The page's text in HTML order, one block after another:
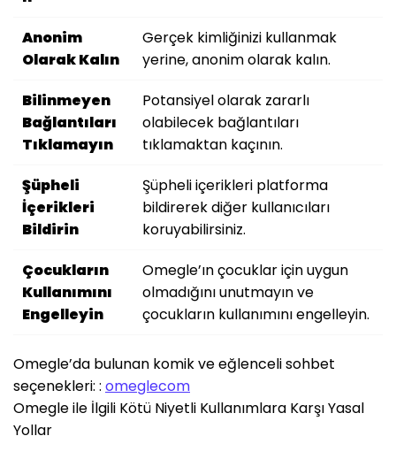
Anonim
Olarak Kalın
Gerçek kimliğinizi kullanmak
yerine, anonim olarak kalın.
Bilinmeyen
Bağlantıları
Tıklamayın
Potansiyel olarak zararlı
olabilecek bağlantıları
tıklamaktan kaçının.
Şüpheli
İçerikleri
Bildirin
Şüpheli içerikleri platforma
bildirerek diğer kullanıcıları
koruyabilirsiniz.
Çocukların
Kullanımını
Engelleyin
Omegle’ın çocuklar için uygun
olmadığını unutmayın ve
çocukların kullanımını engelleyin.
Omegle’da bulunan komik ve eğlenceli sohbet
seçenekleri: : omeglecom
Omegle ile İlgili Kötü Niyetli Kullanımlara Karşı Yasal
Yollar